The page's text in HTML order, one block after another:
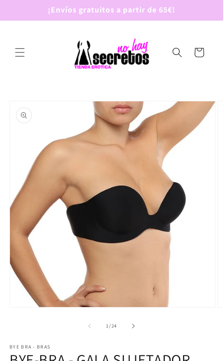
directamente
al contenido
¡Envíos gratuitos a partir de 65€!
Carrito
a la
información
una
ventana
1/de
24
BYE BRA - BRAS